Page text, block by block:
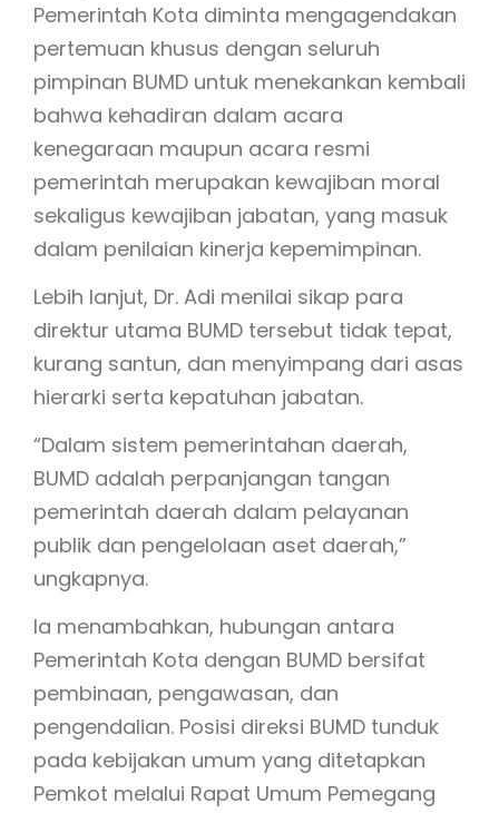
Pemerintah Kota diminta mengagendakan
pertemuan khusus dengan seluruh
pimpinan BUMD untuk menekankan kembali
bahwa kehadiran dalam acara
kenegaraan maupun acara resmi
pemerintah merupakan kewajiban moral
sekaligus kewajiban jabatan, yang masuk
dalam penilaian kinerja kepemimpinan.
Lebih lanjut, Dr. Adi menilai sikap para
direktur utama BUMD tersebut tidak tepat,
kurang santun, dan menyimpang dari asas
hierarki serta kepatuhan jabatan.
“Dalam sistem pemerintahan daerah,
BUMD adalah perpanjangan tangan
pemerintah daerah dalam pelayanan
publik dan pengelolaan aset daerah,”
ungkapnya.
Ia menambahkan, hubungan antara
Pemerintah Kota dengan BUMD bersifat
pembinaan, pengawasan, dan
pengendalian. Posisi direksi BUMD tunduk
pada kebijakan umum yang ditetapkan
Pemkot melalui Rapat Umum Pemegang